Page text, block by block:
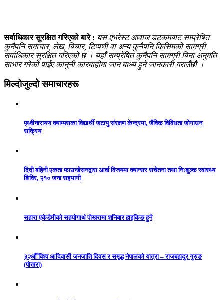
सर्बाधिकार सुरक्षित गरिएको बारे : यस एभरेस्ट आवाज डटकमबाट सम्प्रेषित
कुनैपनि समाचार, लेख, बिचार, टिप्पणी वा अन्य कुनैपनि किसिमको सामग्री
सर्वाधिकार सुरक्षित गरिएको छ । यहाँ सम्प्रेषित कुनैपनि सामग्री बिना अनुमति
साभार गरेको पाईए कानुनी कारबाहीमा जान बाध्य हुने जानकारी गराउँछौं ।
मिल्दोजुल्दो समाचारहरू
पृथ्वीनारायण क्याम्पसका विद्यार्थी जटायु संरक्षण केन्द्रमा, जैविक विविधता जोगाउन
सक्रिय
दिदी बहिनी एकता फाउन्डेसनद्वारा आर्वा विजयमा क्यान्सर सचेतना तथा निःशुल्क स्वास्थ्य
शिविर, २१० जना सहभागी
सहारा एकेडेमीको सहयोगार्थ पोखरामा शनिबार हाइकिङ हुने
३२औँ विश्व आदिवासी जनजाति दिवस र समृद्ध नेपालको यात्रा – राजबहादुर गुरुङ
(पोखरा)